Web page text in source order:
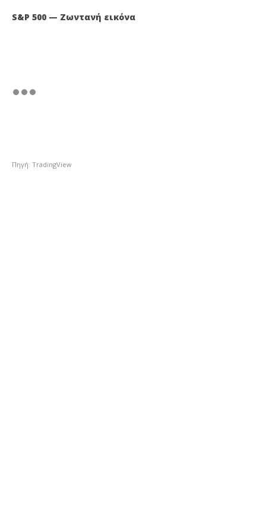
S&P 500 — Ζωντανή εικόνα
Πηγή: TradingView